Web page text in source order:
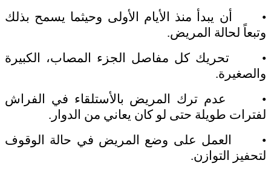
• أن يبدأ منذ الأيام الأولى وحيثما يسمح بذلك
وتبعاً لحالة المريض.
• تحريك كل مفاصل الجزء المصاب، الكبيرة
والصغيرة.
• عدم ترك المريض بالأستلقاء في الفراش
لفترات طويلة حتى لو كان يعاني من الدوار.
• العمل على وضع المريض في حالة الوقوف
لتحفيز التوازن.